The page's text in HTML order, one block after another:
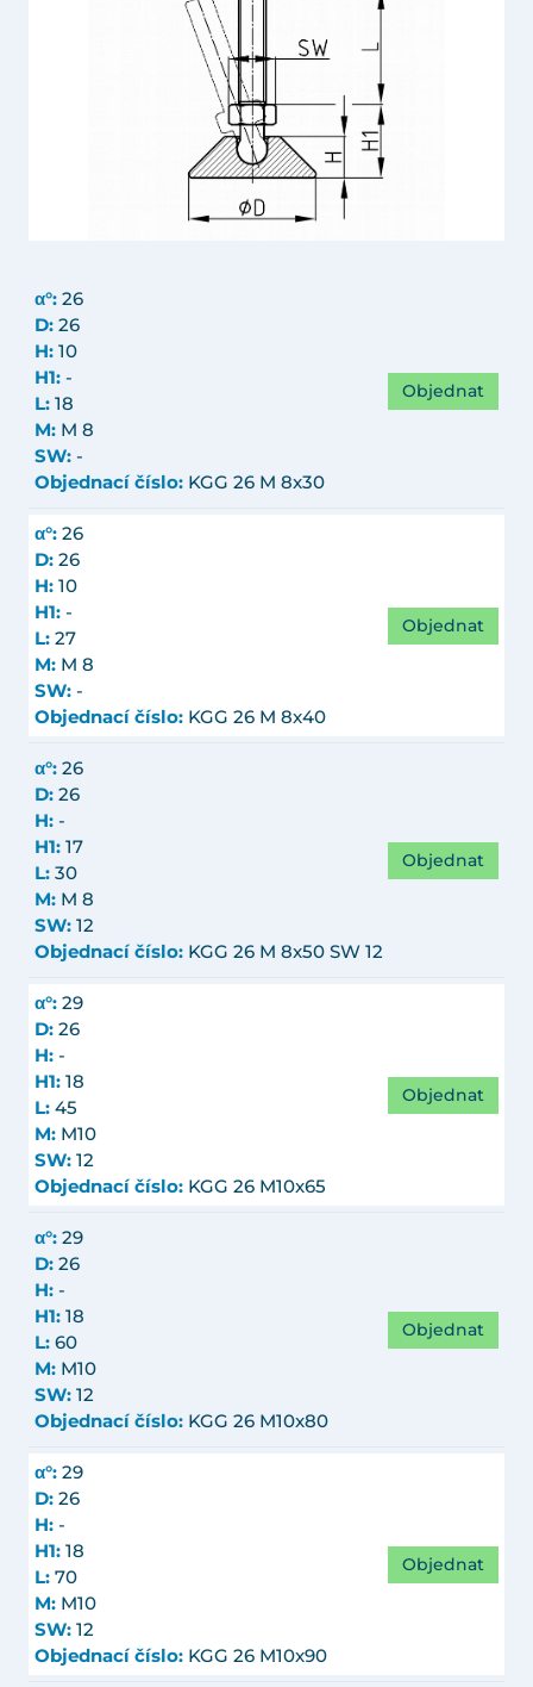
α°: 26
D: 26
H: 10
H1: -
L: 18
M: M 8
SW: -
Objednací číslo: KGG 26 M 8x30
Objednat
α°: 26
D: 26
H: 10
H1: -
L: 27
M: M 8
SW: -
Objednací číslo: KGG 26 M 8x40
Objednat
α°: 26
D: 26
H: -
H1: 17
L: 30
M: M 8
SW: 12
Objednací číslo: KGG 26 M 8x50 SW 12
Objednat
α°: 29
D: 26
H: -
H1: 18
L: 45
M: M10
SW: 12
Objednací číslo: KGG 26 M10x65
Objednat
α°: 29
D: 26
H: -
H1: 18
L: 60
M: M10
SW: 12
Objednací číslo: KGG 26 M10x80
Objednat
α°: 29
D: 26
H: -
H1: 18
L: 70
M: M10
SW: 12
Objednací číslo: KGG 26 M10x90
Objednat